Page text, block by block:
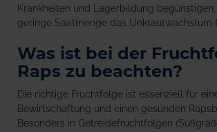
Krankheiten und Lagerbildung
geringe Saatmenge das Unkrautwachstum
Was ist bei der
Raps zu beachten?
Die richtige Fruchtfolge ist essenziell für
Bewirtschaftung und einen gesunden
Besonders in Getreidefruchtfolgen